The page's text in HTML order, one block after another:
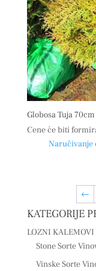
Globosa Tuja 70cm
Cene će biti
Naručivanje
←
KATEGORIJE
LOZNI KALEMOVI
Stone Sorte
Vinske Sorte